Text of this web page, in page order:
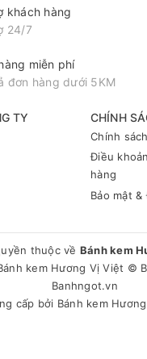
TY CHÍNH
Chính
Điều
hàng
Bảo mật
khách hàng
24/7
miễn phí
đơn hàng dưới 5KM
thuộc về Bánh kem
kem Hương Vị Việt ©
Banhngot.vn
cấp bởi Bánh kem